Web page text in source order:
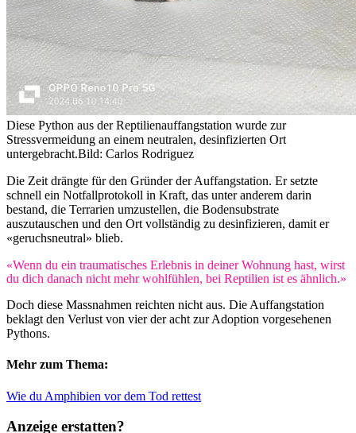
Diese Python aus der Reptilienauffangstation wurde zur
Stressvermeidung an einem neutralen, desinfizierten Ort
untergebracht.Bild: Carlos Rodriguez
Die Zeit drängte für den Gründer der Auffangstation. Er setzte
schnell ein Notfallprotokoll in Kraft, das unter anderem darin
bestand, die Terrarien umzustellen, die Bodensubstrate
auszutauschen und den Ort vollständig zu desinfizieren, damit er
«geruchsneutral» blieb.
«Wenn du ein traumatisches Erlebnis in deiner Wohnung hast, wirst
du dich danach nicht mehr wohlfühlen, bei Reptilien ist es ähnlich.»
Doch diese Massnahmen reichten nicht aus. Die Auffangstation
beklagt den Verlust von vier der acht zur Adoption vorgesehenen
Pythons.
Mehr zum Thema:
Wie du Amphibien vor dem Tod rettest
Anzeige erstatten?